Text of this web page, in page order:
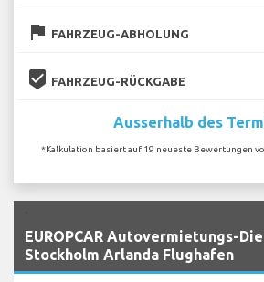
flag FAHRZEUG-ABHOLUNG
beenhere FAHRZEUG-RÜCKGABE
Ausserhalb des
*Kalkulation basiert auf 19 neueste Bewertungen
EUROPCAR Autovermietungs-
Stockholm Arlanda Flughafen